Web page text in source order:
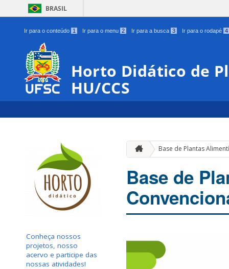
BRASIL
Ir para o conteúdo 1 Ir para o menu 2 Ir para a busca 3 Ir para o rodapé 4
Horto Didático de
HU/CCS
Conheça nossos
projetos, nosso
acervo e participe das
nossas atividades!
Base de Plantas
Base de